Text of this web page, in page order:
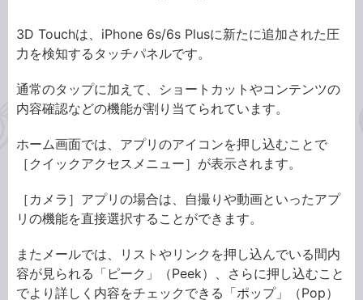
3D Touchは、iPhone 6s/6s Plusに新たに追加された圧
力を検知するタッチパネルです。
通常のタップに加えて、ショートカットやコンテンツの
内容確認などの機能が割り当てられています。
ホーム画面では、アプリのアイコンを押し込むことで
［クイックアクセスメニュー］が表示されます。
［カメラ］アプリの場合は、自撮りや動画といったアプ
リの機能を直接選択することができます。
またメールでは、リストやリンクを押し込んでいる間内
容が見られる「ピーク」（Peek）、さらに押し込むこと
でより詳しく内容をチェックできる「ポップ」（Pop）